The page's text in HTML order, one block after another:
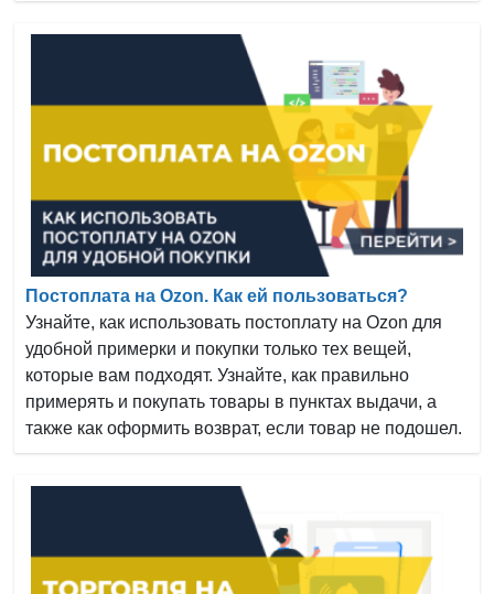
Постоплата на Ozon. Как ей пользоваться?
Узнайте, как использовать постоплату на Ozon для
удобной примерки и покупки только тех вещей,
которые вам подходят. Узнайте, как правильно
примерять и покупать товары в пунктах выдачи, а
также как оформить возврат, если товар не подошел.